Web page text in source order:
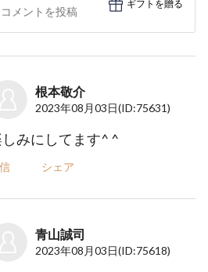
ギフトを贈る
根本敬介
2023年08月03日(ID:75631)
みにしてます^ ^
シェア
青山誠司
2023年08月03日(ID:75618)